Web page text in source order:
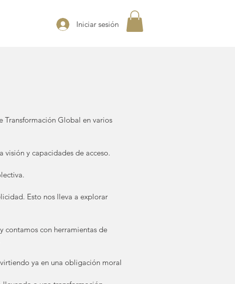
Iniciar sesión
Transformación Global en varios
y capacidades de acceso.
Esto nos lleva a explorar
contamos con herramientas de
ya en una obligación moral